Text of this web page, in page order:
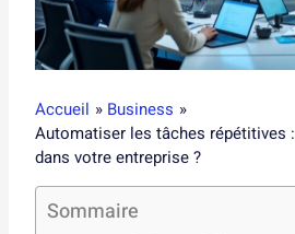
Accueil
Business
Automatiser les tâches répétitives
dans votre entreprise ?
Sommaire